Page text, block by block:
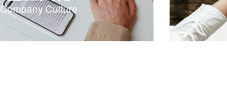
Company Culture